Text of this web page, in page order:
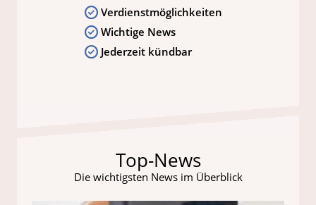
Verdienstmöglichkeiten
Wichtige News
Jederzeit kündbar
Top-News
Die wichtigsten News im Überblick